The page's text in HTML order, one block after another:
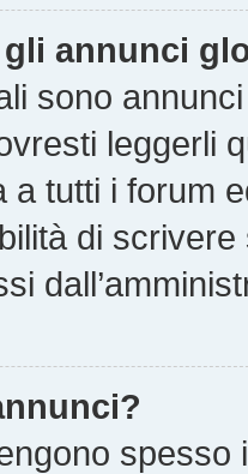
annunci
sono
leggerli
a tutti i forum
di